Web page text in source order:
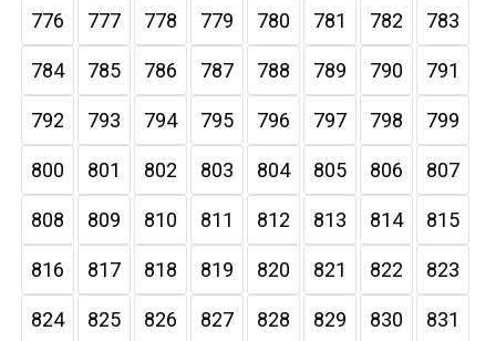
776 777 778 779 780 781 782 783
784 785 786 787 788 789 790 791
792 793 794 795 796 797 798 799
800 801 802 803 804 805 806 807
808 809 810 811 812 813 814 815
816 817 818 819 820 821 822 823
824 825 826 827 828 829 830 831